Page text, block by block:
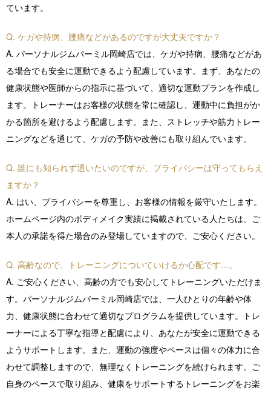
ています。
Q. ケガや持病、腰痛などがあるのですが大丈夫ですか？
A. パーソナルジムパーミル岡崎店では、ケガや持病、腰痛などがあ
る場合でも安全に運動できるよう配慮しています。まず、あなたの
健康状態や医師からの指示に基づいて、適切な運動プランを作成し
ます。トレーナーはお客様の状態を常に確認し、運動中に負担がか
かる箇所を避けるよう配慮します。また、ストレッチや筋力トレー
ニングなどを通じて、ケガの予防や改善にも取り組んでいます。
Q. 誰にも知られず通いたいのですが、プライバシーは守ってもらえ
ますか？
A. はい、プライバシーを尊重し、お客様の情報を厳守いたします。
ホームページ内のボディメイク実績に掲載されている人たちは、ご
本人の承諾を得た場合のみ登場していますので、ご安心ください。
Q. 高齢なので、トレーニングについていけるか心配です…。
A. ご安心ください、高齢の方でも安心してトレーニングいただけま
す。パーソナルジムパーミル岡崎店では、一人ひとりの年齢や体
力、健康状態に合わせて適切なプログラムを提供しています。トレ
ーナーによる丁寧な指導と配慮により、あなたが安全に運動できる
ようサポートします。また、運動の強度やペースは個々の体力に合
わせて調整しますので、無理なくトレーニングを続けられます。ご
自身のペースで取り組み、健康をサポートするトレーニングをお楽